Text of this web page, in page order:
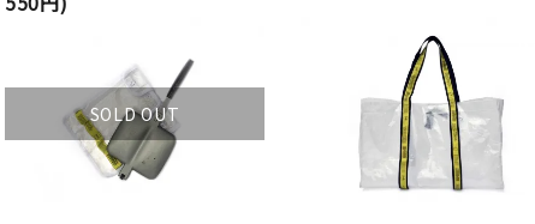
SOLD OUT